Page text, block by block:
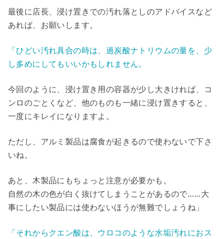
最後に店長、浸け置きでの汚れ落としのアドバイスなど
あれば、お願いします。
「ひどい汚れ具合の時は、過炭酸ナトリウムの量を、少
し多めにしてもいいかもしれません。
今回のように、浸け置き用の容器が少し大きければ、コ
ンロのごとくなど、他のものも一緒に浸け置きすると、
一度にキレイになりますよ。
ただし、アルミ製品は腐食が起きるので使わないで下さ
いね。
あと、木製品にもちょっと注意が必要かも。
自然の木の色が白く抜けてしまうことがあるので……大
事にしたい製品には使わないほうが無難でしょうね」
「それからクエン酸は、ウロコのような水垢汚れにおス